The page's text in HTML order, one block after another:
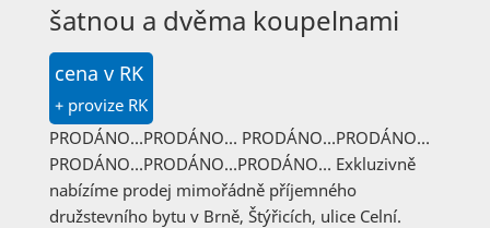
šatnou a dvěma koupelnami
cena v RK
+ provize RK
PRODÁNO…PRODÁNO… PRODÁNO…PRODÁNO…
PRODÁNO…PRODÁNO…PRODÁNO… Exkluzivně
nabízíme prodej mimořádně příjemného
družstevního bytu v Brně, Štýřicích, ulice Celní.